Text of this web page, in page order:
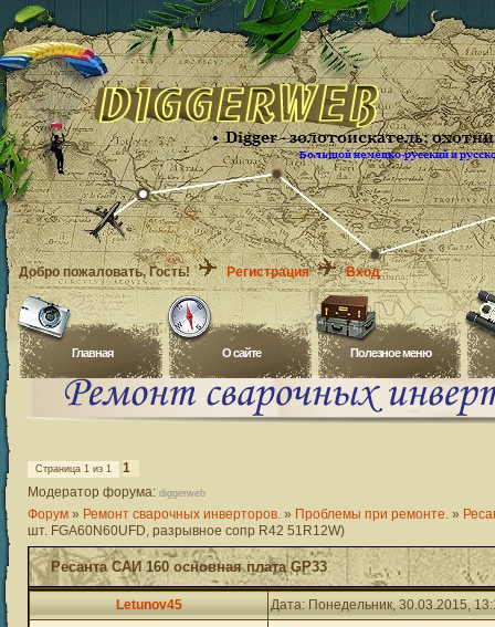
Добро пожаловать, Гость! Регистрация Вход
Главная O сайте Полезное меню
Страница 1 из 1
1
Модератор форума: diggerweb
Форум » Ремонт сварочных инверторов. » Проблемы при ремонте. »
шт. FGA60N60UFD, разрывное сопр R42 51R12W)
Ресанта САИ 160 основная плата GP33
Letunov45 Дата: Понедельник, 30.03.2015,